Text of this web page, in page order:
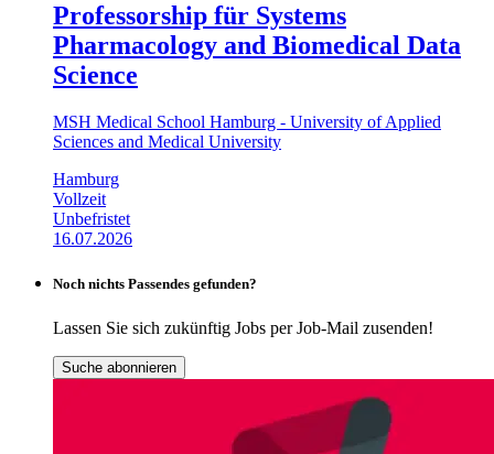
Professorship für Systems
Pharmacology and Biomedical Data
Science
MSH Medical School Hamburg - University of Applied
Sciences and Medical University
Hamburg
Vollzeit
Unbefristet
16.07.2026
Noch nichts Passendes gefunden?
Lassen Sie sich zukünftig Jobs per Job-Mail zusenden!
Suche abonnieren